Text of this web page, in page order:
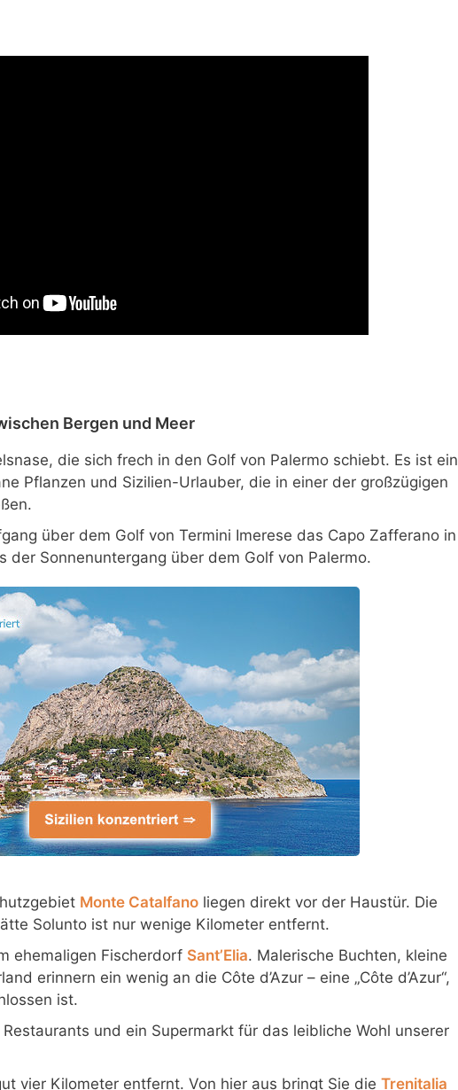
Bergen und Meer
die sich frech in den Golf von Palermo schiebt. Es ist ein
Pflanzen und Sizilien-Urlauber, die in einer der großzügigen
über dem Golf von Termini Imerese das Capo Zafferano in
der Sonnenuntergang über dem Golf von Palermo.
Monte Catalfano liegen direkt vor der Haustür. Die
Solunto ist nur wenige Kilometer entfernt.
ehemaligen Fischerdorf Sant’Elia. Malerische Buchten, kleine
erinnern ein wenig an die Côte d’Azur – eine „Côte d’Azur“,
ist.
Restaurants und ein Supermarkt für das leibliche Wohl unserer
vier Kilometer entfernt. Von hier aus bringt Sie die Trenitalia